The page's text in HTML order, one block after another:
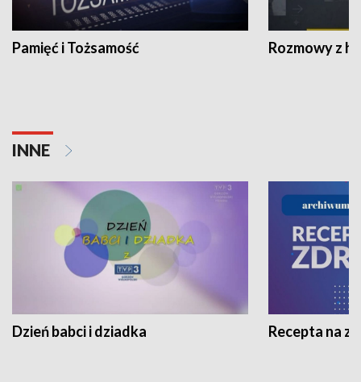
Pamięć i Tożsamość Rozmowy z
INNE
Dzień babci i dziadka Recepta na